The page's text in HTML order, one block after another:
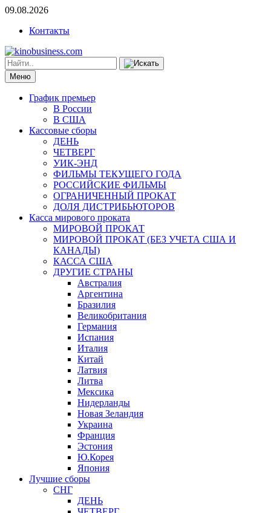
09.08.2026
Контакты
Меню
График премьер
В России
В США
Кассовые сборы
ДЕНЬ
ЧЕТВЕРГ
УИК-ЭНД
ФИЛЬМЫ ТЕКУЩЕГО ГОДА
РОССИЙСКИЕ ФИЛЬМЫ
ОГРАНИЧЕННЫЙ ПРОКАТ
ДОЛЯ ДИСТРИБЬЮТОРОВ
Касса мирового проката
МИРОВОЙ ПРОКАТ
МИРОВОЙ ПРОКАТ (БЕЗ УЧЕТА США И
КАНАДЫ)
КАССА США
ДРУГИЕ СТРАНЫ
Австралия
Аргентина
Бразилия
Великобритания
Германия
Испания
Италия
Китай
Латвия
Литва
Мексика
Нидерланды
Новая Зеландия
Украина
Франция
Эстония
Ю.Корея
Япония
Лучшие сборы
СНГ
ДЕНЬ